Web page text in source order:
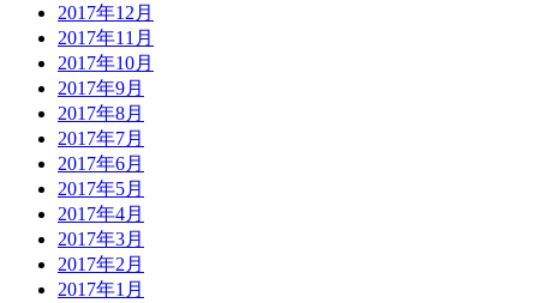
2017年12月
2017年11月
2017年10月
2017年9月
2017年8月
2017年7月
2017年6月
2017年5月
2017年4月
2017年3月
2017年2月
2017年1月